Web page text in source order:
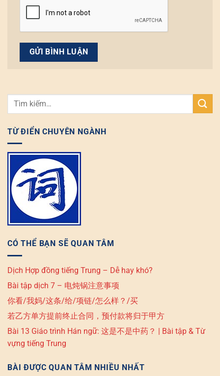
TỪ ĐIỂN CHUYÊN NGÀNH
CÓ THỂ BẠN SẼ QUAN TÂM
Dịch Hợp đồng tiếng Trung – Dễ hay khó?
Bài tập dịch 7 – 电炖锅注意事项
你看/我妈/这条/给/项链/怎么样？/买
若乙方单方提前终止合同，预付款将归于甲方
Bài 13 Giáo trình Hán ngữ: 这是不是中药？ | Bài tập & Từ
vựng tiếng Trung
BÀI ĐƯỢC QUAN TÂM NHIỀU NHẤT